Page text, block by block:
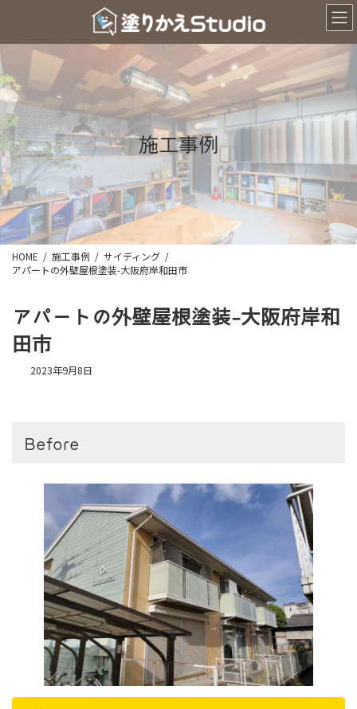
ツ
へ
ス
キ
ッ
プ
シ
ョ
ン
に
移
動
施工事例
HOME 施工事例
サイディング
アパートの外壁屋根塗装-大阪府岸和田市
アパートの外壁屋根塗装-大阪府岸和
田市
2023年9月8日
Before